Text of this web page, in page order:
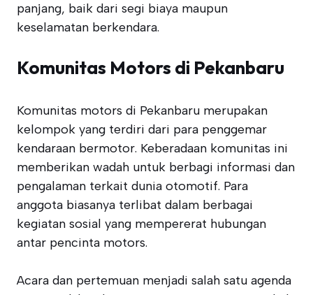
panjang, baik dari segi biaya maupun
keselamatan berkendara.
Komunitas Motors di Pekanbaru
Komunitas motors di Pekanbaru merupakan
kelompok yang terdiri dari para penggemar
kendaraan bermotor. Keberadaan komunitas ini
memberikan wadah untuk berbagi informasi dan
pengalaman terkait dunia otomotif. Para
anggota biasanya terlibat dalam berbagai
kegiatan sosial yang mempererat hubungan
antar pencinta motors.
Acara dan pertemuan menjadi salah satu agenda